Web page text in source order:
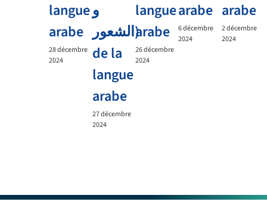
langue
arabe
28 décembre
2024
و
الشعور)
de la
langue
arabe
27 décembre
2024
langue
arabe
26 décembre
2024
arabe
6 décembre
2024
arabe
2 décembre
2024